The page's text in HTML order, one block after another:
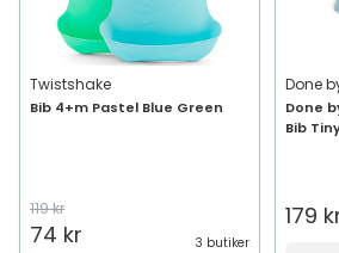
Twistshake
Bib 4+m Pastel Blue Green
119 kr
74 kr 3 butiker
Done
Done
Bib
179